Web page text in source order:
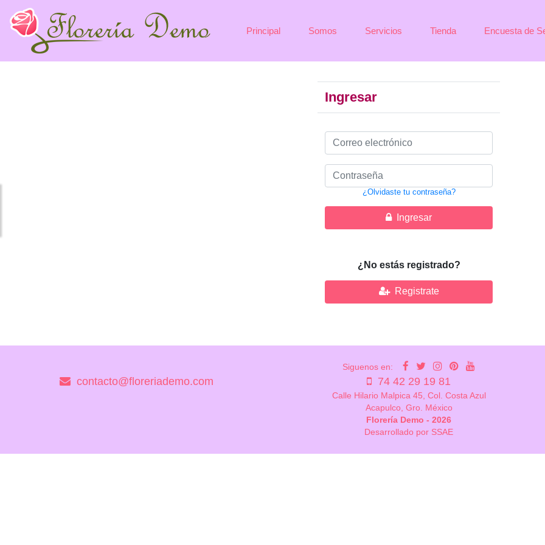
Principal Somos Servicios Tienda Encuesta de
Ingresar
¿Olvidaste tu contraseña?
Ingresar
¿No estás registrado?
Registrate
Siguenos en:
contacto@floreriademo.com 74 42 29 19 81
Calle Hilario Malpica 45, Col. Costa Azul
Acapulco, Gro. México
Florería Demo - 2026
Desarrollado por SSAE